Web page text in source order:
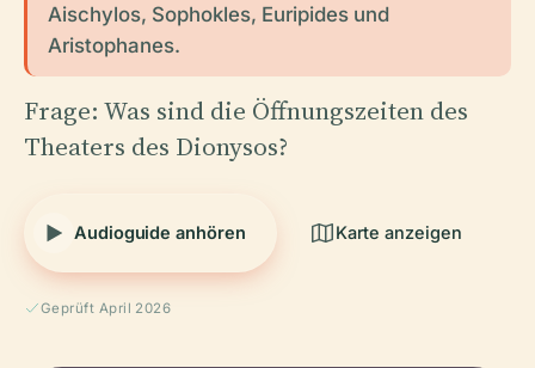
Aischylos, Sophokles, Euripides und
Aristophanes.
Frage: Was sind die Öffnungszeiten des
Theaters des Dionysos?
Audioguide anhören Karte anzeigen
Geprüft April 2026